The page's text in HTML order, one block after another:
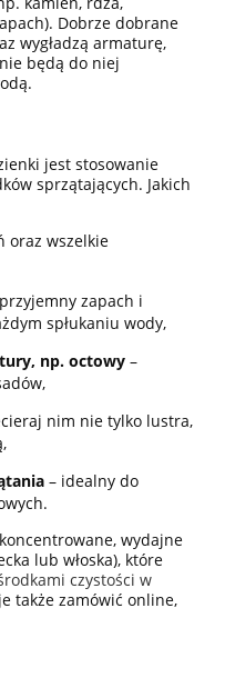
Dobrze dobrane
wygładzą armaturę,
będą do niej
jest stosowanie
sprzątających. Jakich
oraz wszelkie
zapach i
spłukaniu wody,
np. octowy –
nim nie tylko lustra,
– idealny do
wydajne
lub włoska), które
czystości w
także zamówić online,